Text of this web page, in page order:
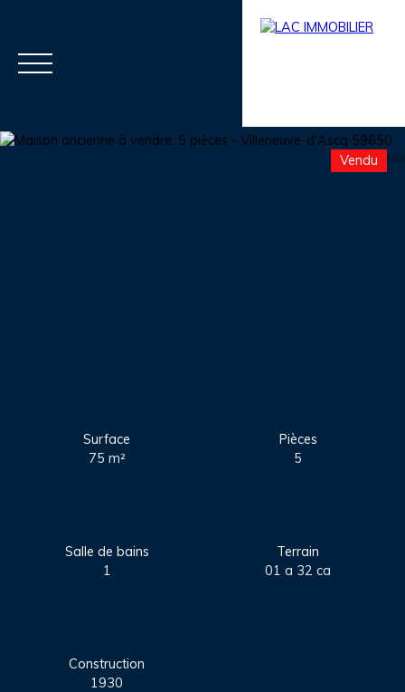
Vendu
Surface
75 m²
Pièces
5
Salle de bains
1
Terrain
01 a 32 ca
Construction
1930